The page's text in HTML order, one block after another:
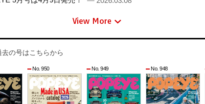
View More
去の号はこちらから
No. 950 No. 949 No. 948